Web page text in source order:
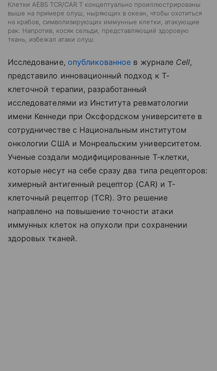
Клетки AEBS TCR/CAR T концептуально проиллюстрированы
выше на примере олуш, ныряющих в океан, чтобы охотиться
на крабов, символизирующих иммунные клетки, атакующие
рак. Напротив, косяк сельди, представляющий здоровую
ткань, избежал атаки олуш
Исследование, опубликованное в журнале Cell,
представило инновационный подход к Т-
клеточной терапии, разработанный
исследователями из Института ревматологии
имени Кеннеди при Оксфордском университете в
сотрудничестве с Национальным институтом
онкологии США и Монреальским университетом.
Ученые создали модифицированные Т-клетки,
которые несут на себе сразу два типа рецепторов:
химерный антигенный рецептор (CAR) и Т-
клеточный рецептор (TCR). Это решение
направлено на повышение точности атаки
иммунных клеток на опухоли при сохранении
здоровых тканей.